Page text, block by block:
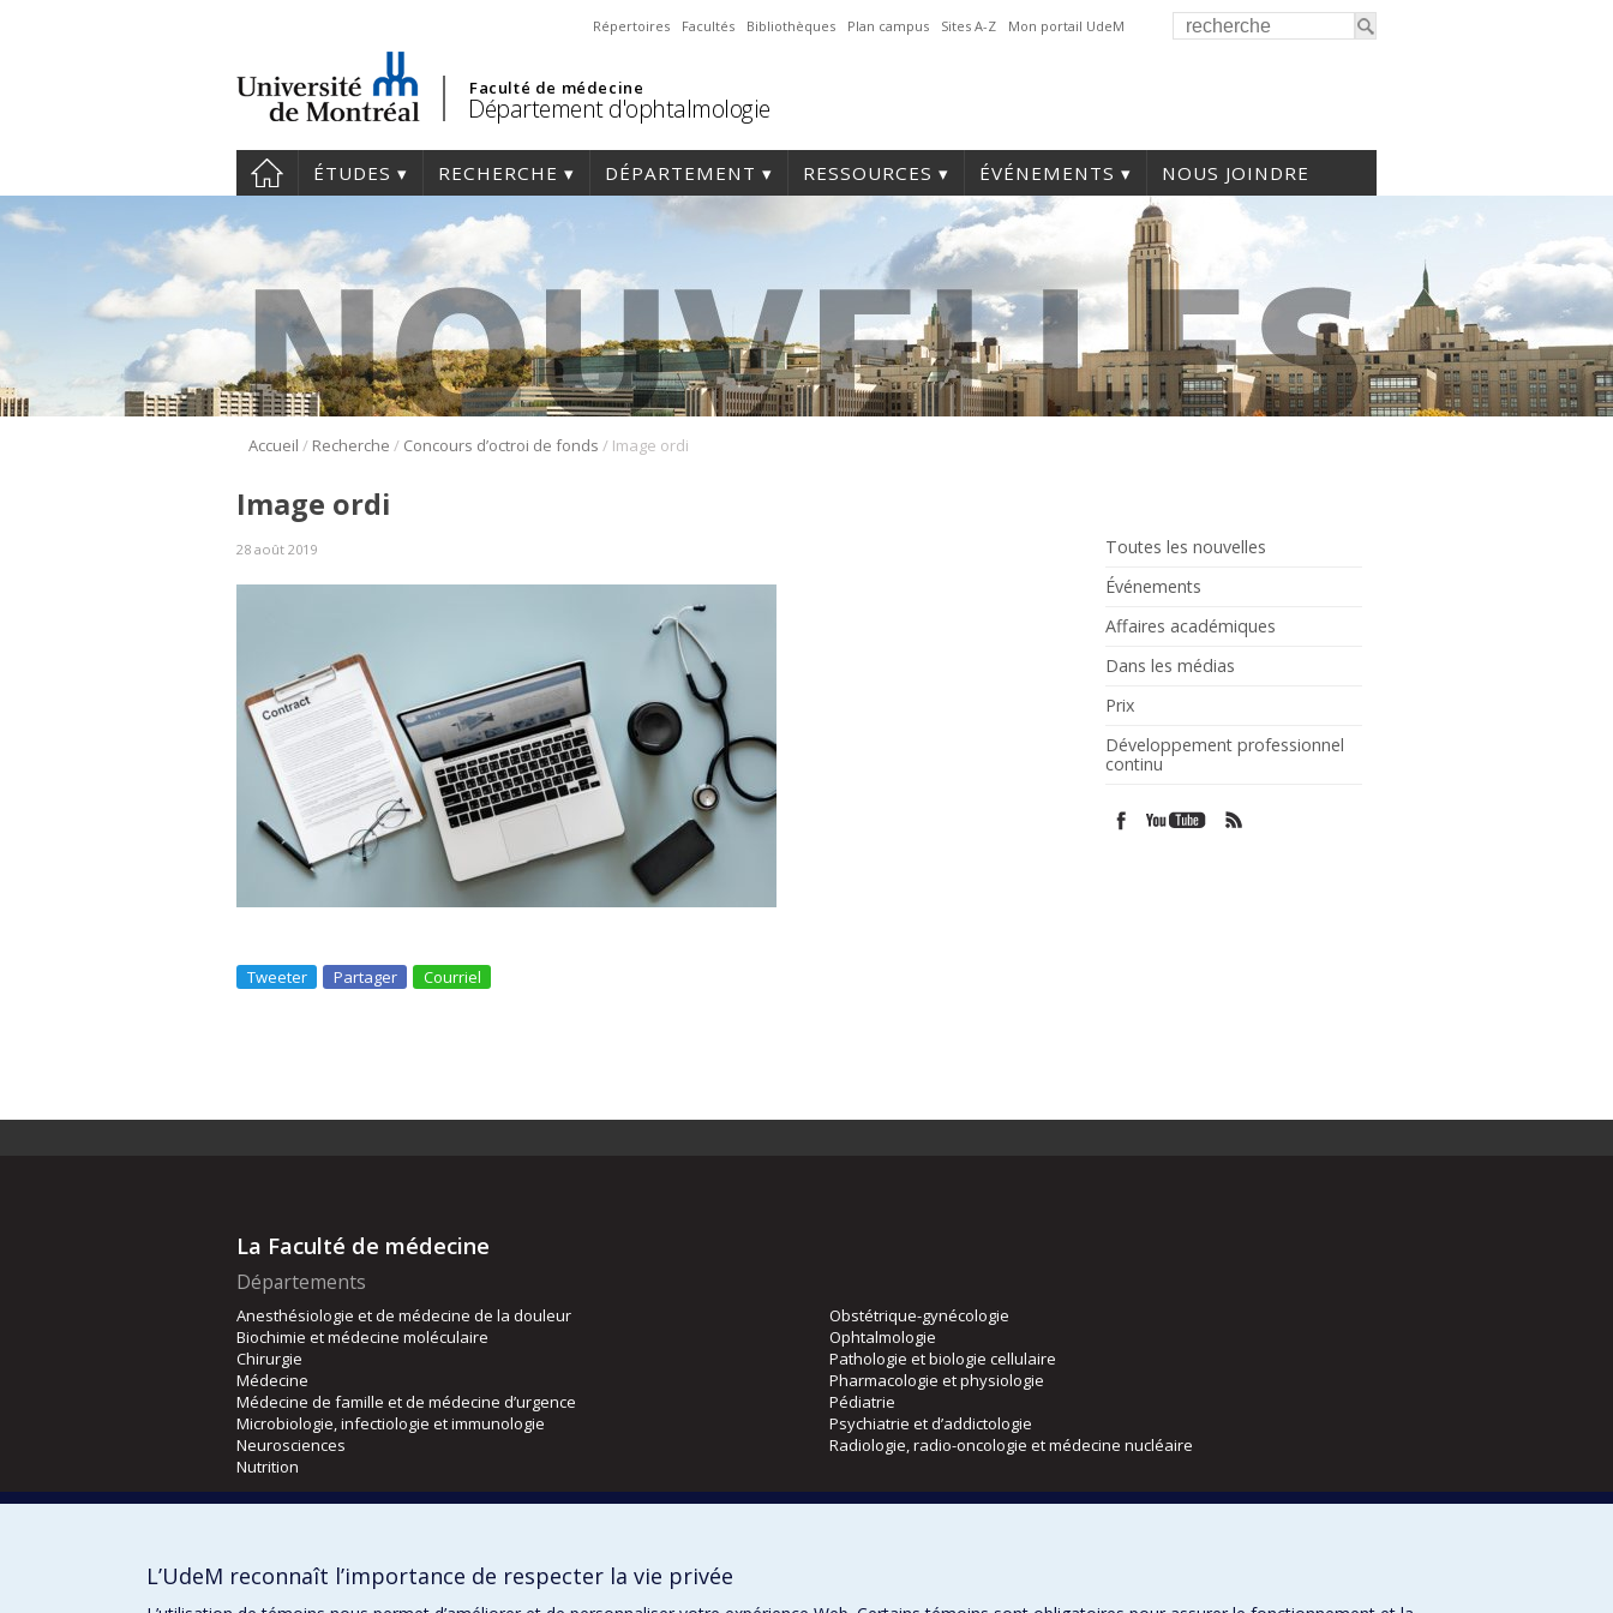
Répertoires Facultés Bibliothèques Plan campus Sites A-Z Mon portail UdeM
Faculté de médecine
Département d'ophtalmologie
ÉTUDES RECHERCHE DÉPARTEMENT RESSOURCES ÉVÉNEMENTS NOUS JOINDRE
Accueil / Recherche / Concours d’octroi de fonds / Image ordi
Toutes les nouvelles
Événements
Affaires académiques
Dans les médias
Prix
Développement professionnel
continu
Image ordi
28 août 2019
Tweeter Partager Courriel
La Faculté de médecine
Départements
Anesthésiologie et de médecine de la douleur
Biochimie et médecine moléculaire
Chirurgie
Médecine
Médecine de famille et de médecine d’urgence
Microbiologie, infectiologie et immunologie
Neurosciences
Nutrition
Obstétrique-gynécologie
Ophtalmologie
Pathologie et biologie cellulaire
Pharmacologie et physiologie
Pédiatrie
Psychiatrie et d’addictologie
Radiologie, radio-oncologie et médecine nucléaire
Orthophonie et audiologie
L’UdeM reconnaît l’importance de respecter la vie privée